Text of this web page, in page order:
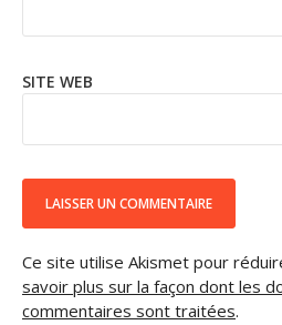
SITE WEB
Ce site utilise Akismet pour
savoir plus sur la façon dont les
commentaires sont traitées.